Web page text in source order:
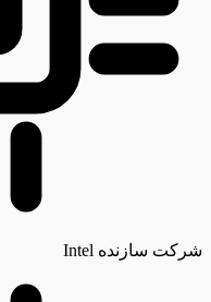
شرکت سازنده Intel